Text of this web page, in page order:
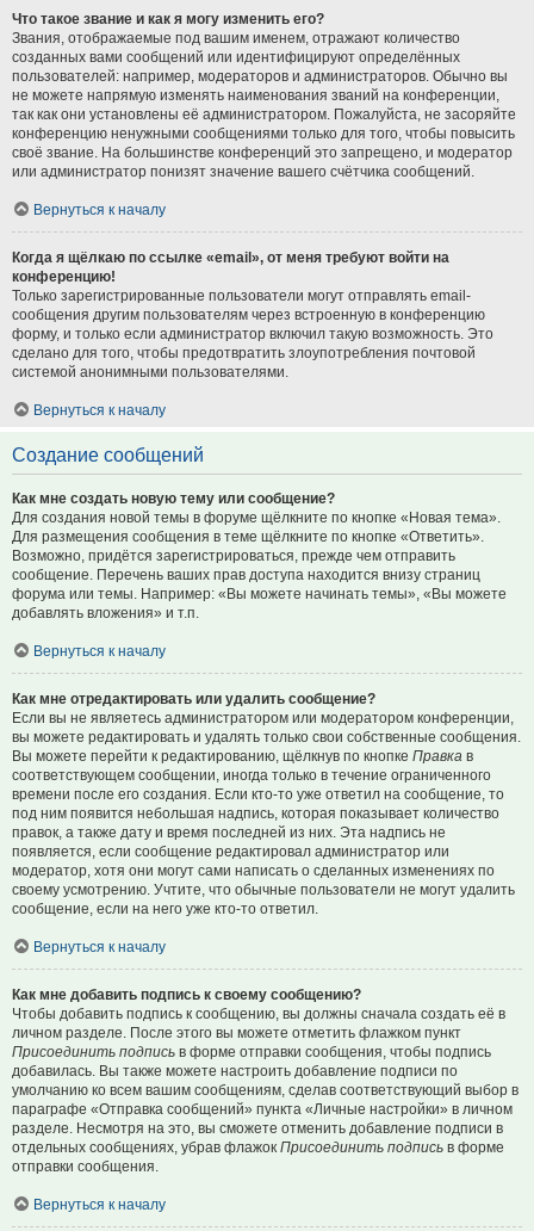
Что такое звание и как я могу изменить его?
Звания, отображаемые под вашим именем, отражают количество
созданных вами сообщений или идентифицируют определённых
пользователей: например, модераторов и администраторов. Обычно вы
не можете напрямую изменять наименования званий на конференции,
так как они установлены её администратором. Пожалуйста, не засоряйте
конференцию ненужными сообщениями только для того, чтобы повысить
своё звание. На большинстве конференций это запрещено, и модератор
или администратор понизят значение вашего счётчика сообщений.
Вернуться к началу
Когда я щёлкаю по ссылке «email», от меня требуют войти на
конференцию!
Только зарегистрированные пользователи могут отправлять email-
сообщения другим пользователям через встроенную в конференцию
форму, и только если администратор включил такую возможность. Это
сделано для того, чтобы предотвратить злоупотребления почтовой
системой анонимными пользователями.
Вернуться к началу
Создание сообщений
Как мне создать новую тему или сообщение?
Для создания новой темы в форуме щёлкните по кнопке «Новая тема».
Для размещения сообщения в теме щёлкните по кнопке «Ответить».
Возможно, придётся зарегистрироваться, прежде чем отправить
сообщение. Перечень ваших прав доступа находится внизу страниц
форума или темы. Например: «Вы можете начинать темы», «Вы можете
добавлять вложения» и т.п.
Вернуться к началу
Как мне отредактировать или удалить сообщение?
Если вы не являетесь администратором или модератором конференции,
вы можете редактировать и удалять только свои собственные сообщения.
Вы можете перейти к редактированию, щёлкнув по кнопке Правка в
соответствующем сообщении, иногда только в течение ограниченного
времени после его создания. Если кто-то уже ответил на сообщение, то
под ним появится небольшая надпись, которая показывает количество
правок, а также дату и время последней из них. Эта надпись не
появляется, если сообщение редактировал администратор или
модератор, хотя они могут сами написать о сделанных изменениях по
своему усмотрению. Учтите, что обычные пользователи не могут удалить
сообщение, если на него уже кто-то ответил.
Вернуться к началу
Как мне добавить подпись к своему сообщению?
Чтобы добавить подпись к сообщению, вы должны сначала создать её в
личном разделе. После этого вы можете отметить флажком пункт
Присоединить подпись в форме отправки сообщения, чтобы подпись
добавилась. Вы также можете настроить добавление подписи по
умолчанию ко всем вашим сообщениям, сделав соответствующий выбор в
параграфе «Отправка сообщений» пункта «Личные настройки» в личном
разделе. Несмотря на это, вы сможете отменить добавление подписи в
отдельных сообщениях, убрав флажок Присоединить подпись в форме
отправки сообщения.
Вернуться к началу